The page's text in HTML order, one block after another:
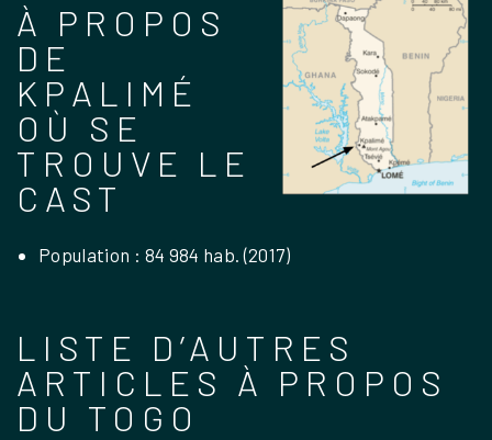
À PROPOS
DE
KPALIMÉ
OÙ SE
TROUVE LE
CAST
Population : 84 984 hab. (2017)
LISTE D’AUTRES
ARTICLES À PROPOS
DU TOGO